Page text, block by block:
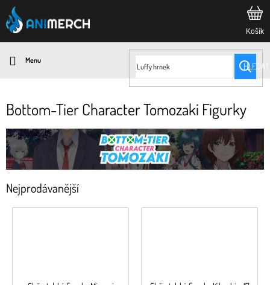
Přejít
na
obsah
HLEDAT
Bottom-Tier Character Tomozaki Figurky
Nejprodávanější